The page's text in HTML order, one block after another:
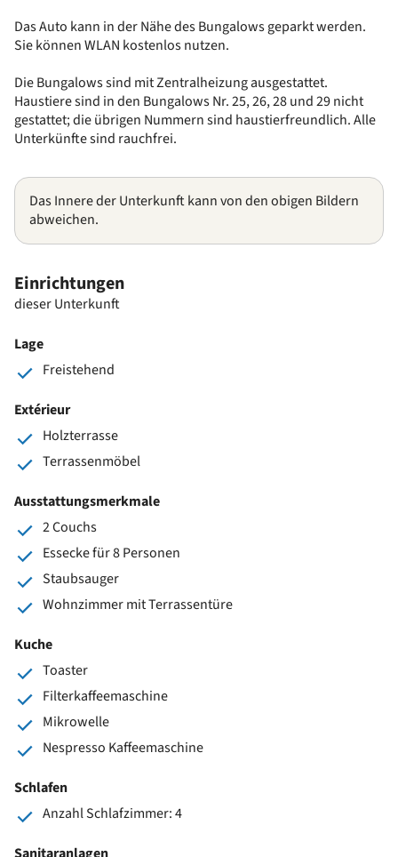
Das Auto kann in der Nähe des Bungalows geparkt werden.
Sie können WLAN kostenlos nutzen.
Die Bungalows sind mit Zentralheizung ausgestattet.
Haustiere sind in den Bungalows Nr. 25, 26, 28 und 29 nicht
gestattet; die übrigen Nummern sind haustierfreundlich. Alle
Unterkünfte sind rauchfrei.
Das Innere der Unterkunft kann von den obigen Bildern
abweichen.
Einrichtungen
dieser Unterkunft
Lage
Freistehend
Extérieur
Holzterrasse
Terrassenmöbel
Ausstattungsmerkmale
2 Couchs
Essecke für 8 Personen
Staubsauger
Wohnzimmer mit Terrassentüre
Kuche
Toaster
Filterkaffeemaschine
Mikrowelle
Nespresso Kaffeemaschine
Schlafen
Anzahl Schlafzimmer: 4